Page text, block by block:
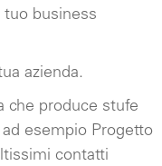
tuo business
azienda.
che produce stufe
esempio Progetto
contatti